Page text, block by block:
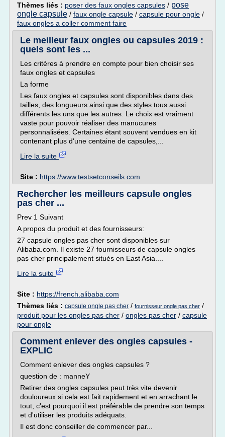
Thèmes liés : poser des faux ongles capsules / pose
ongle capsule / faux ongle capsule / capsule pour ongle /
faux ongles a coller comment faire
Le meilleur faux ongles ou capsules 2019 :
quels sont les ...
Les critères à prendre en compte pour bien choisir ses
faux ongles et capsules
La forme
Les faux ongles et capsules sont disponibles dans des
tailles, des longueurs ainsi que des styles tous aussi
différents les uns que les autres. Le choix est vraiment
vaste pour pouvoir réaliser des manucures
personnalisées. Certaines étant souvent vendues en kit
contenant plus d'une centaine de capsules,...
Lire la suite
Site : https://www.testsetconseils.com
Rechercher les meilleurs capsule ongles
pas cher ...
Prev 1 Suivant
A propos du produit et des fournisseurs:
27 capsule ongles pas cher sont disponibles sur
Alibaba.com. Il existe 27 fournisseurs de capsule ongles
pas cher principalement situés en East Asia....
Lire la suite
Site : https://french.alibaba.com
Thèmes liés : capsule ongle pas cher / fournisseur ongle pas cher /
produit pour les ongles pas cher / ongles pas cher / capsule
pour ongle
Comment enlever des ongles capsules -
EXPLIC
Comment enlever des ongles capsules ?
question de : manneY
Retirer des ongles capsules peut très vite devenir
douloureux si cela est fait rapidement et en arrachant le
tout, c'est pourquoi il est préférable de prendre son temps
et d'utiliser les produits adéquats.
Il est donc conseiller de commencer par...